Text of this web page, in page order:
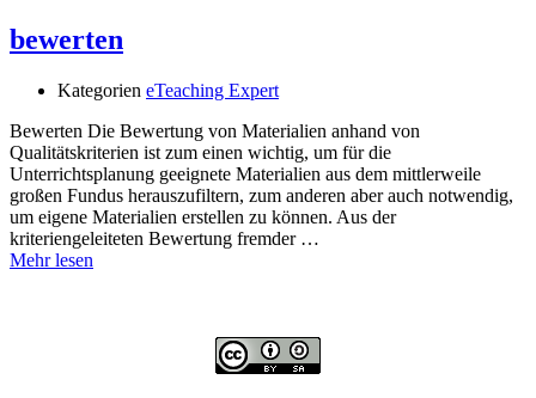
bewerten
Kategorien eTeaching Expert
Bewerten Die Bewertung von Materialien anhand von
Qualitätskriterien ist zum einen wichtig, um für die
Unterrichtsplanung geeignete Materialien aus dem mittlerweile
großen Fundus herauszufiltern, zum anderen aber auch notwendig,
um eigene Materialien erstellen zu können. Aus der
kriteriengeleiteten Bewertung fremder …
Mehr lesen